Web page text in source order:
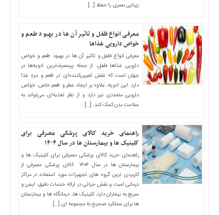
زیبایی بصری را حفظ […]
معرفی انواع فلفل و تاثیر آن ‌ها در بهبود طعم و
خواص دارویی غذاها
معرفی انواع فلفل و تاثیر آن ‌ها در بهبود طعم و خواص
دارویی غذاها فلفل، از جمله پرمصرف‌ترین ادویه‌ها در
جهان است که نقش تعیین‌کننده‌ای در طعم و مزه غذا
دارد. این ادویه، علاوه بر ایجاد عطر و طعم خاص، خواص
دارویی متعددی نیز دارد و از نظر تغذیه‌ای می‌تواند به
سلامت بدن کمک کند. […]
راهنمای خرید کالای پزشکی مصرفی برای
کلینیک ها و بیمارستان ها در سال ۱۴۰۴
راهنمای خرید کالای پزشکی مصرفی برای کلینیک ها و
بیمارستان ها در سال ۱۴۰۴ کالای پزشکی مصرفی از
کاربردی ترین گروه های تجهیزات مورد استفاده در مراکز
درمانی است و نقش حیاتی در ارائه خدمات دقیق، ایمن و
سریع به بیماران دارد، کلینیک ها، درمانگاه ها و بیمارستان
ها برای عملکرد صحیح به مجموعه ای […]